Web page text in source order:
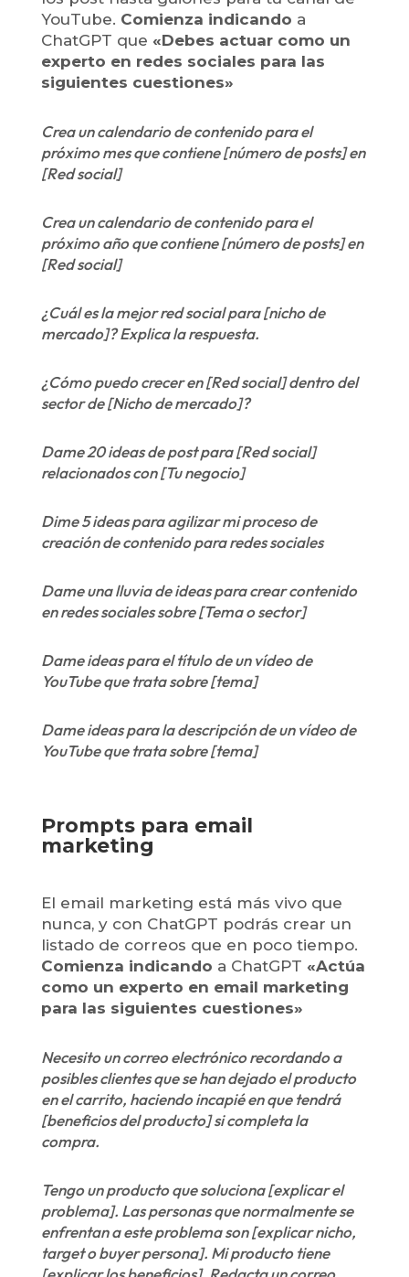
YouTube. Comienza indicando a
ChatGPT que «Debes actuar como un
experto en redes sociales para las
siguientes cuestiones»
Crea un calendario de contenido para el
próximo mes que contiene [número de posts] en
[Red social]
Crea un calendario de contenido para el
próximo año que contiene [número de posts] en
[Red social]
¿Cuál es la mejor red social para [nicho de
mercado]? Explica la respuesta.
¿Cómo puedo crecer en [Red social] dentro del
sector de [Nicho de mercado]?
Dame 20 ideas de post para [Red social]
relacionados con [Tu negocio]
Dime 5 ideas para agilizar mi proceso de
creación de contenido para redes sociales
Dame una lluvia de ideas para crear contenido
en redes sociales sobre [Tema o sector]
Dame ideas para el título de un vídeo de
YouTube que trata sobre [tema]
Dame ideas para la descripción de un vídeo de
YouTube que trata sobre [tema]
Prompts para email
marketing
El email marketing está más vivo que
nunca, y con ChatGPT podrás crear un
listado de correos que en poco tiempo.
Comienza indicando a ChatGPT «Actúa
como un experto en email marketing
para las siguientes cuestiones»
Necesito un correo electrónico recordandoa
posibles clientes que se han dejado el producto
en el carrito, haciendo incapié en que tendrá
[beneficios del producto] si completa la
compra.
Tengo un producto que soluciona [explicar el
problema]. Las personas que normalmente se
enfrentan a este problema son [explicar nicho,
target o buyer persona]. Mi producto tiene